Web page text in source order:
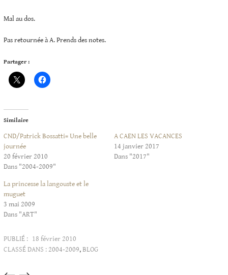
Mal au dos.
Pas retournée à A. Prends des notes.
Partager :
Similaire
CND/Patrick Bossatti= Une belle
journée
20 février 2010
Dans "2004-2009"
A CAEN LES VACANCES
14 janvier 2017
Dans "2017"
La princesse la langouste et le
muguet
3 mai 2009
Dans "ART"
PUBLIÉ : 18 février 2010
CLASSÉ DANS : 2004-2009,BLOG
Articles